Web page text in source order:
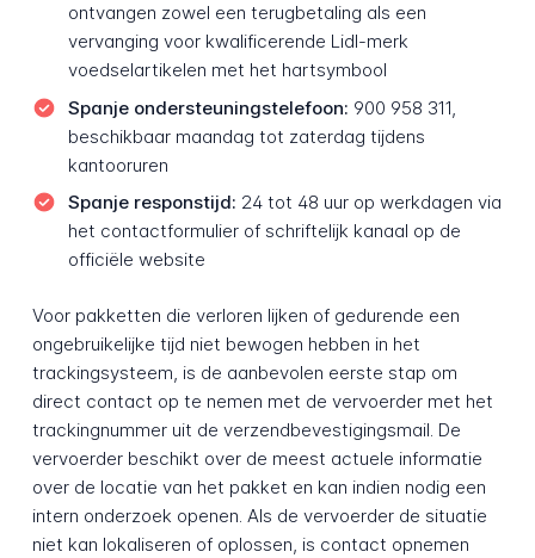
ontvangen zowel een terugbetaling als een
vervanging voor kwalificerende Lidl-merk
voedselartikelen met het hartsymbool
Spanje ondersteuningstelefoon: 900 958 311,
beschikbaar maandag tot zaterdag tijdens
kantooruren
Spanje responstijd: 24 tot 48 uur op werkdagen via
het contactformulier of schriftelijk kanaal op de
officiële website
Voor pakketten die verloren lijken of gedurende een
ongebruikelijke tijd niet bewogen hebben in het
trackingsysteem, is de aanbevolen eerste stap om
direct contact op te nemen met de vervoerder met het
trackingnummer uit de verzendbevestigingsmail. De
vervoerder beschikt over de meest actuele informatie
over de locatie van het pakket en kan indien nodig een
intern onderzoek openen. Als de vervoerder de situatie
niet kan lokaliseren of oplossen, is contact opnemen